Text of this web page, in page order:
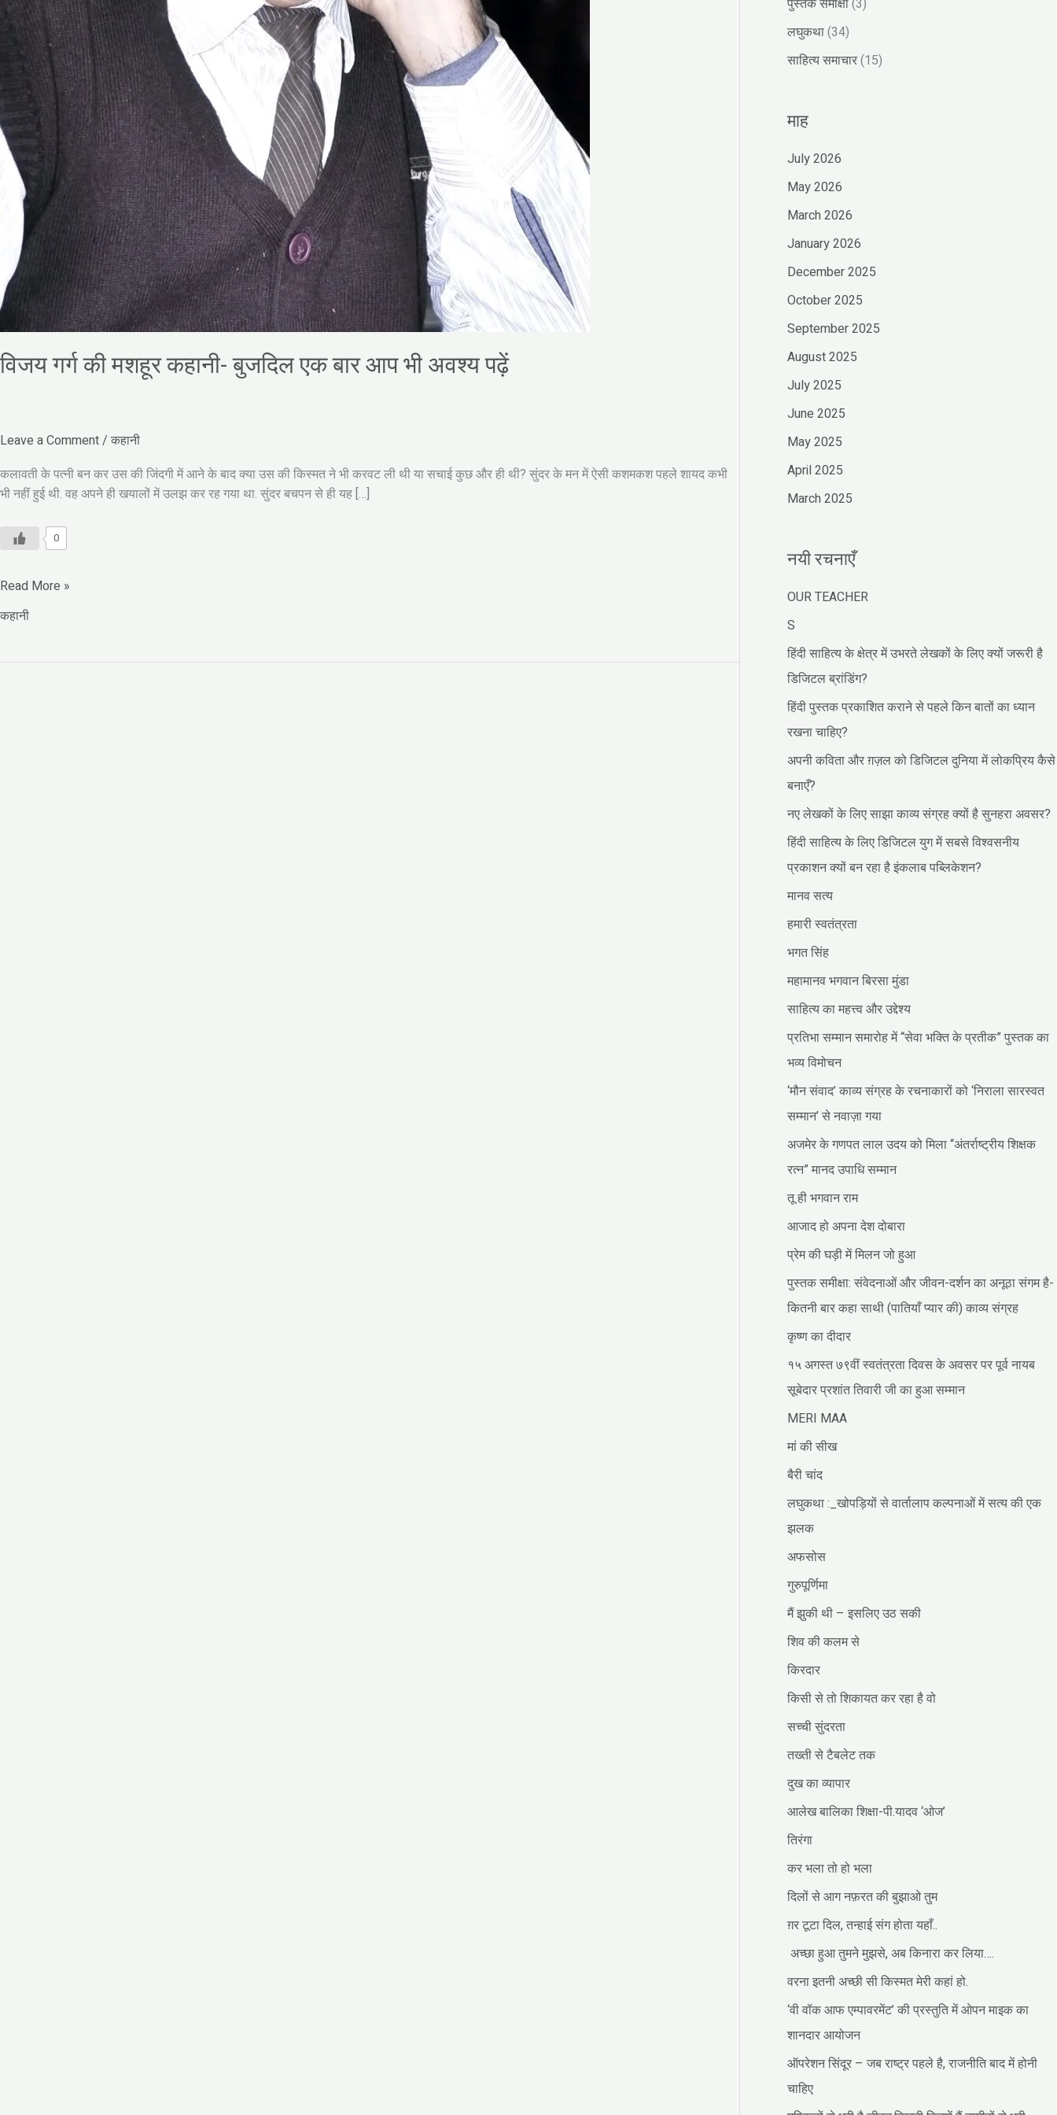
विजय गर्ग की मशहूर कहानी- बुजदिल एक बार आप भी अवश्य पढ़ें
Leave a Comment/ कहानी
कलावती के पत्नी बन कर उस की जिंदगी में आने के बाद क्या उस की किस्मत ने भी करवट ली थी या सचाई कुछ और ही थी? सुंदर के मन में ऐसी कशमकश पहले शायद कभी
भी नहीं हुई थी. वह अपने ही खयालों में उलझ कर रह गया था. सुंदर बचपन से ही यह […]
0
Read More »
कहानी
पुस्तक समीक्षा(3)
लघुकथा(34)
साहित्य समाचार(15)
माह
July 2026
May 2026
March 2026
January 2026
December 2025
October 2025
September 2025
August 2025
July 2025
June 2025
May 2025
April 2025
March 2025
नयी रचनाएँ
OUR TEACHER
S
हिंदी साहित्य के क्षेत्र में उभरते लेखकों के लिए क्यों जरूरी है
डिजिटल ब्रांडिंग?
हिंदी पुस्तक प्रकाशित कराने से पहले किन बातों का ध्यान
रखना चाहिए?
अपनी कविता और ग़ज़ल को डिजिटल दुनिया में लोकप्रिय कैसे
बनाएँ?
नए लेखकों के लिए साझा काव्य संग्रह क्यों है सुनहरा अवसर?
हिंदी साहित्य के लिए डिजिटल युग में सबसे विश्वसनीय
प्रकाशन क्यों बन रहा है इंकलाब पब्लिकेशन?
मानव सत्य
हमारी स्वतंत्रता
भगत सिंह
महामानव भगवान बिरसा मुंडा
साहित्य का महत्त्व और उद्देश्य
प्रतिभा सम्मान समारोह में “सेवा भक्ति के प्रतीक” पुस्तक का
भव्य विमोचन
‘मौन संवाद’ काव्य संग्रह के रचनाकारों को ‘निराला सारस्वत
सम्मान’ से नवाज़ा गया
अजमेर के गणपत लाल उदय को मिला “अंतर्राष्ट्रीय शिक्षक
रत्न” मानद उपाधि सम्मान
तू ही भगवान राम
आजाद हो अपना देश दोबारा
प्रेम की घड़ी में मिलन जो हुआ
पुस्तक समीक्षा: संवेदनाओं और जीवन-दर्शन का अनूठा संगम है-
कितनी बार कहा साथी (पातियाँ प्यार की) काव्य संग्रह
कृष्ण का दीदार
१५ अगस्त ७९वीं स्वतंत्रता दिवस के अवसर पर पूर्व नायब
सूबेदार प्रशांत तिवारी जी का हुआ सम्मान
MERI MAA
मां की सीख
बैरी चांद
लघुकथा :_खोपड़ियों से वार्तालाप कल्पनाओं में सत्य की एक
झलक
अफसोस
गुरुपूर्णिमा
मैं झुकी थी – इसलिए उठ सकी
शिव की कलम से
किरदार
किसी से तो शिकायत कर रहा है वो
सच्ची सुंदरता
तख्ती से टैबलेट तक
दुख का व्यापार
आलेख बालिका शिक्षा-पी.यादव ‘ओज’
तिरंगा
कर भला तो हो भला
दिलों से आग नफ़रत की बुझाओ तुम
ग़र टूटा दिल, तन्हाई संग होता यहाँ..
अच्छा हुआ तुमने मुझसे, अब किनारा कर लिया….
वरना इतनी अच्छी सी किस्मत मेरी कहां हो.
‘वी वॉक आफ एम्पावरमेंट’ की प्रस्तुति में ओपन माइक का
शानदार आयोजन
ऑपरेशन सिंदूर – जब राष्ट्र पहले है, राजनीति बाद में होनी
चाहिए